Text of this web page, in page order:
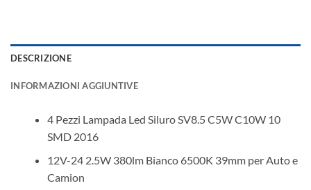
DESCRIZIONE
INFORMAZIONI AGGIUNTIVE
4 Pezzi Lampada Led Siluro SV8.5 C5W C10W 10
SMD 2016
12V-24 2.5W 380lm Bianco 6500K 39mm per Auto e
Camion